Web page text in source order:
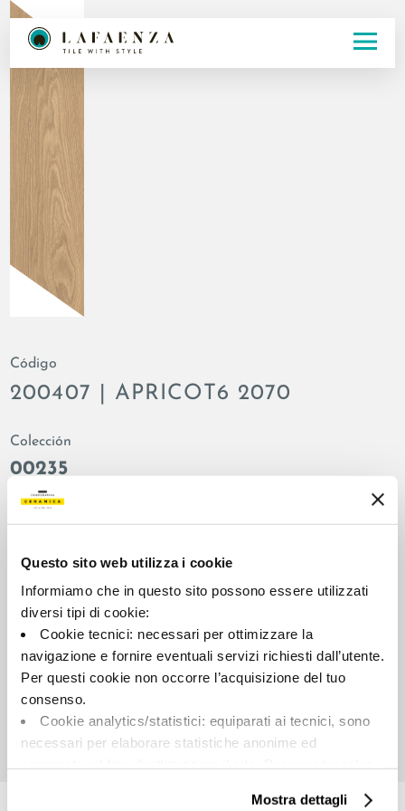
Questo sito web utilizza i cookie
Informiamo che in questo sito possono essere utilizzati
diversi tipi di cookie:
Cookie tecnici: necessari per ottimizzare la
navigazione e fornire eventuali servizi richiesti dall’utente.
Per questi cookie non occorre l’acquisizione del tuo
consenso.
Cookie analytics/statistici: equiparati ai tecnici, sono
necessari per elaborare statistiche anonime ed
Cookie di profilazione/marketing: sono utilizzati, solo
Mostra dettagli
Código
200407 | APRICOT6 2070
Colección
00235
Color:
Miel
Fondo
Formato:
20.0x70.0
matt
opaco
Destonalización:
Unidad de medida:
MQ